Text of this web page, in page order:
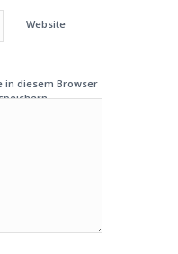
Website
in diesem Browser